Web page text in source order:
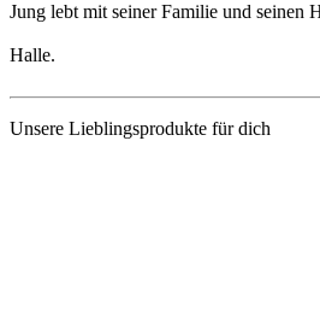
Jung lebt mit seiner Familie und seinen
Halle.
Unsere Lieblingsprodukte für dich